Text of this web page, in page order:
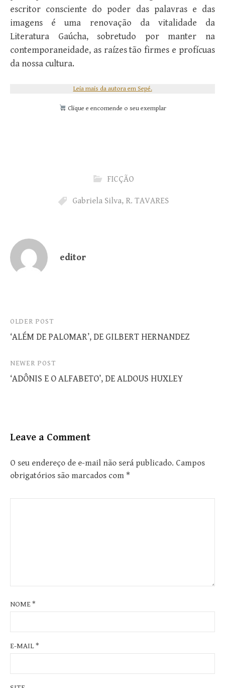
escritor consciente do poder das palavras e das
imagens é uma renovação da vitalidade da
Literatura Gaúcha, sobretudo por manter na
contemporaneidade, as raízes tão firmes e profícuas
da nossa cultura.
Leia mais da autora em Sepé.
Clique e encomende o seu exemplar
FICÇÃO
Gabriela Silva, R. TAVARES
editor
Post
navigation
OLDER POST
‘ALÉM DE PALOMAR’, DE GILBERT HERNANDEZ
NEWER POST
‘ADÔNIS E O ALFABETO’, DE ALDOUS HUXLEY
Leave a Comment
O seu endereço de e-mail não será publicado. Campos
obrigatórios são marcados com *
NOME*
E-MAIL*